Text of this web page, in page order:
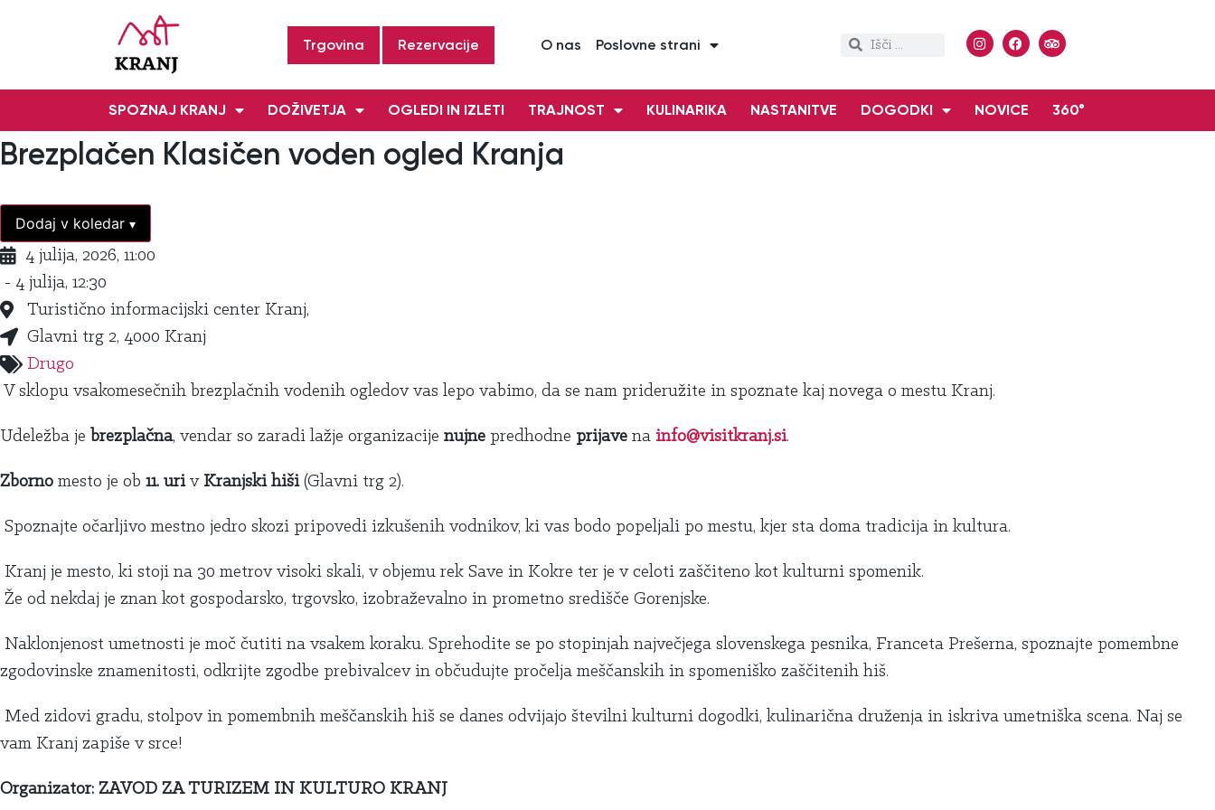
Trgovina Rezervacije O nas Poslovne strani
SPOZNAJ KRANJ DOŽIVETJA OGLEDI IN IZLETI TRAJNOST KULINARIKA NASTANITVE DOGODKI NOVICE 360°
Brezplačen Klasičen voden ogled Kranja
Dodaj v koledar ▾
4 julija, 2026, 11:00
- 4 julija, 12:30
Turistično informacijski center Kranj,
Glavni trg 2, 4000 Kranj
Drugo
V sklopu vsakomesečnih brezplačnih vodenih ogledov vas lepo vabimo, da se nam prideružite in spoznate kaj novega o mestu Kranj.
Udeležba je brezplačna, vendar so zaradi lažje organizacije nujne predhodne prijave na info@visitkranj.si.
Zborno mesto je ob 11. uri v Kranjski hiši(Glavni trg 2).
Spoznajte očarljivo mestno jedro skozi pripovedi izkušenih vodnikov, ki vas bodo popeljali po mestu, kjer sta doma tradicija in kultura.
Kranj je mesto, ki stoji na 30 metrov visoki skali, v objemu rek Save in Kokre ter je v celoti zaščiteno kot kulturni spomenik.
Že od nekdaj je znan kot gospodarsko, trgovsko, izobraževalno in prometno središče Gorenjske.
Naklonjenost umetnosti je moč čutiti na vsakem koraku. Sprehodite se po stopinjah največjega slovenskega pesnika, Franceta Prešerna, spoznajte pomembne
zgodovinske znamenitosti, odkrijte zgodbe prebivalcev in občudujte pročelja meščanskih in spomeniško zaščitenih hiš.
Med zidovi gradu, stolpov in pomembnih meščanskih hiš se danes odvijajo številni kulturni dogodki, kulinarična druženja in iskriva umetniška scena. Naj se
vam Kranj zapiše v srce!
Organizator: ZAVOD ZA TURIZEM IN KULTURO KRANJ